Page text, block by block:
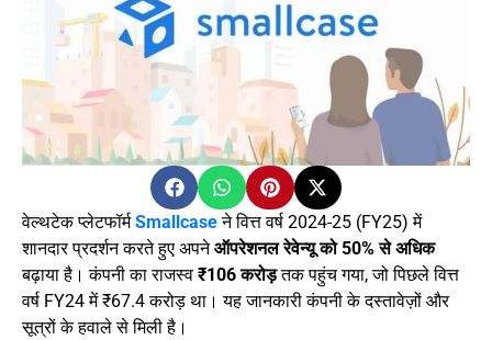
वेल्थटेक प्लेटफॉर्मSmallcaseने वित्त वर्ष 2024-25 (FY25) में
शानदार प्रदर्शन करते हुए अपनेऑपरेशनल रेवेन्यू को 50% से अधिक
बढ़ाया है। कंपनी का राजस्व ₹106 करोड़तक पहुंच गया, जो पिछले वित्त
वर्ष FY24 में ₹67.4 करोड़ था। यह जानकारी कंपनी के दस्तावेज़ों और
सूत्रों के हवाले से मिली है।